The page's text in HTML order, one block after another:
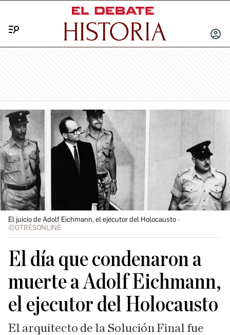
INICIAR
El juicio de Adolf Eichmann, el ejecutor del Holocausto
©GTRESONLINE
El día que condenaron a
muerte a Adolf Eichmann,
el ejecutor del Holocausto
El arquitecto de la Solución Final fue